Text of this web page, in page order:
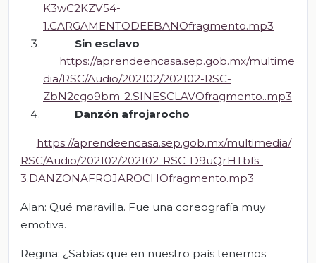
K3wC2KZV54-
1.CARGAMENTODEEBANOfragmento.mp3
Sin esclavo
https://aprendeencasa.sep.gob.mx/multime
dia/RSC/Audio/202102/202102-RSC-
ZbN2cgo9bm-2.SINESCLAVOfragmento..mp3
Danzón afrojarocho
https://aprendeencasa.sep.gob.mx/multimedia/
RSC/Audio/202102/202102-RSC-D9uQrHTbfs-
3.DANZONAFROJAROCHOfragmento.mp3
Alan: Qué maravilla. Fue una coreografía muy
emotiva.
Regina: ¿Sabías que en nuestro país tenemos